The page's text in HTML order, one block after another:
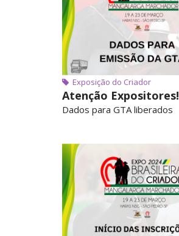
Exposição do Criador
Atenção Expositores!
Dados para GTA liberados